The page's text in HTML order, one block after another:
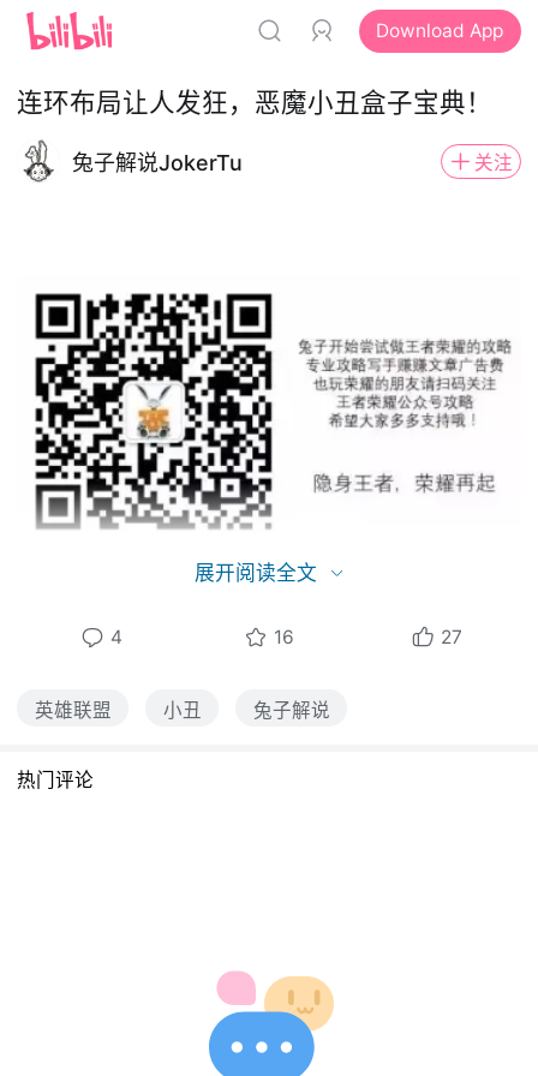
Download App
连环布局让人发狂，恶魔小丑盒子宝典！
兔子解说JokerTu 关注
盒子，恶魔小丑上单的核心，PW设计的主W打
展开阅读全文
4 16 27
英雄联盟 小丑 兔子解说
热门评论